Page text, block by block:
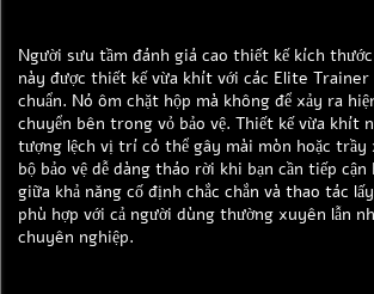
Người sưu tầm đánh giá cao thiết kế kích
này được thiết kế vừa khít với các Elite
chuẩn. Nó ôm chặt hộp mà không để xảy ra
chuyển bên trong vỏ bảo vệ. Thiết kế vừa khít
tượng lệch vị trí có thể gây mài mòn hoặc trầy
bộ bảo vệ dễ dàng tháo rời khi bạn cần tiếp cận
giữa khả năng cố định chắc chắn và thao tác
phù hợp với cả người dùng thường xuyên lẫn
chuyên nghiệp.